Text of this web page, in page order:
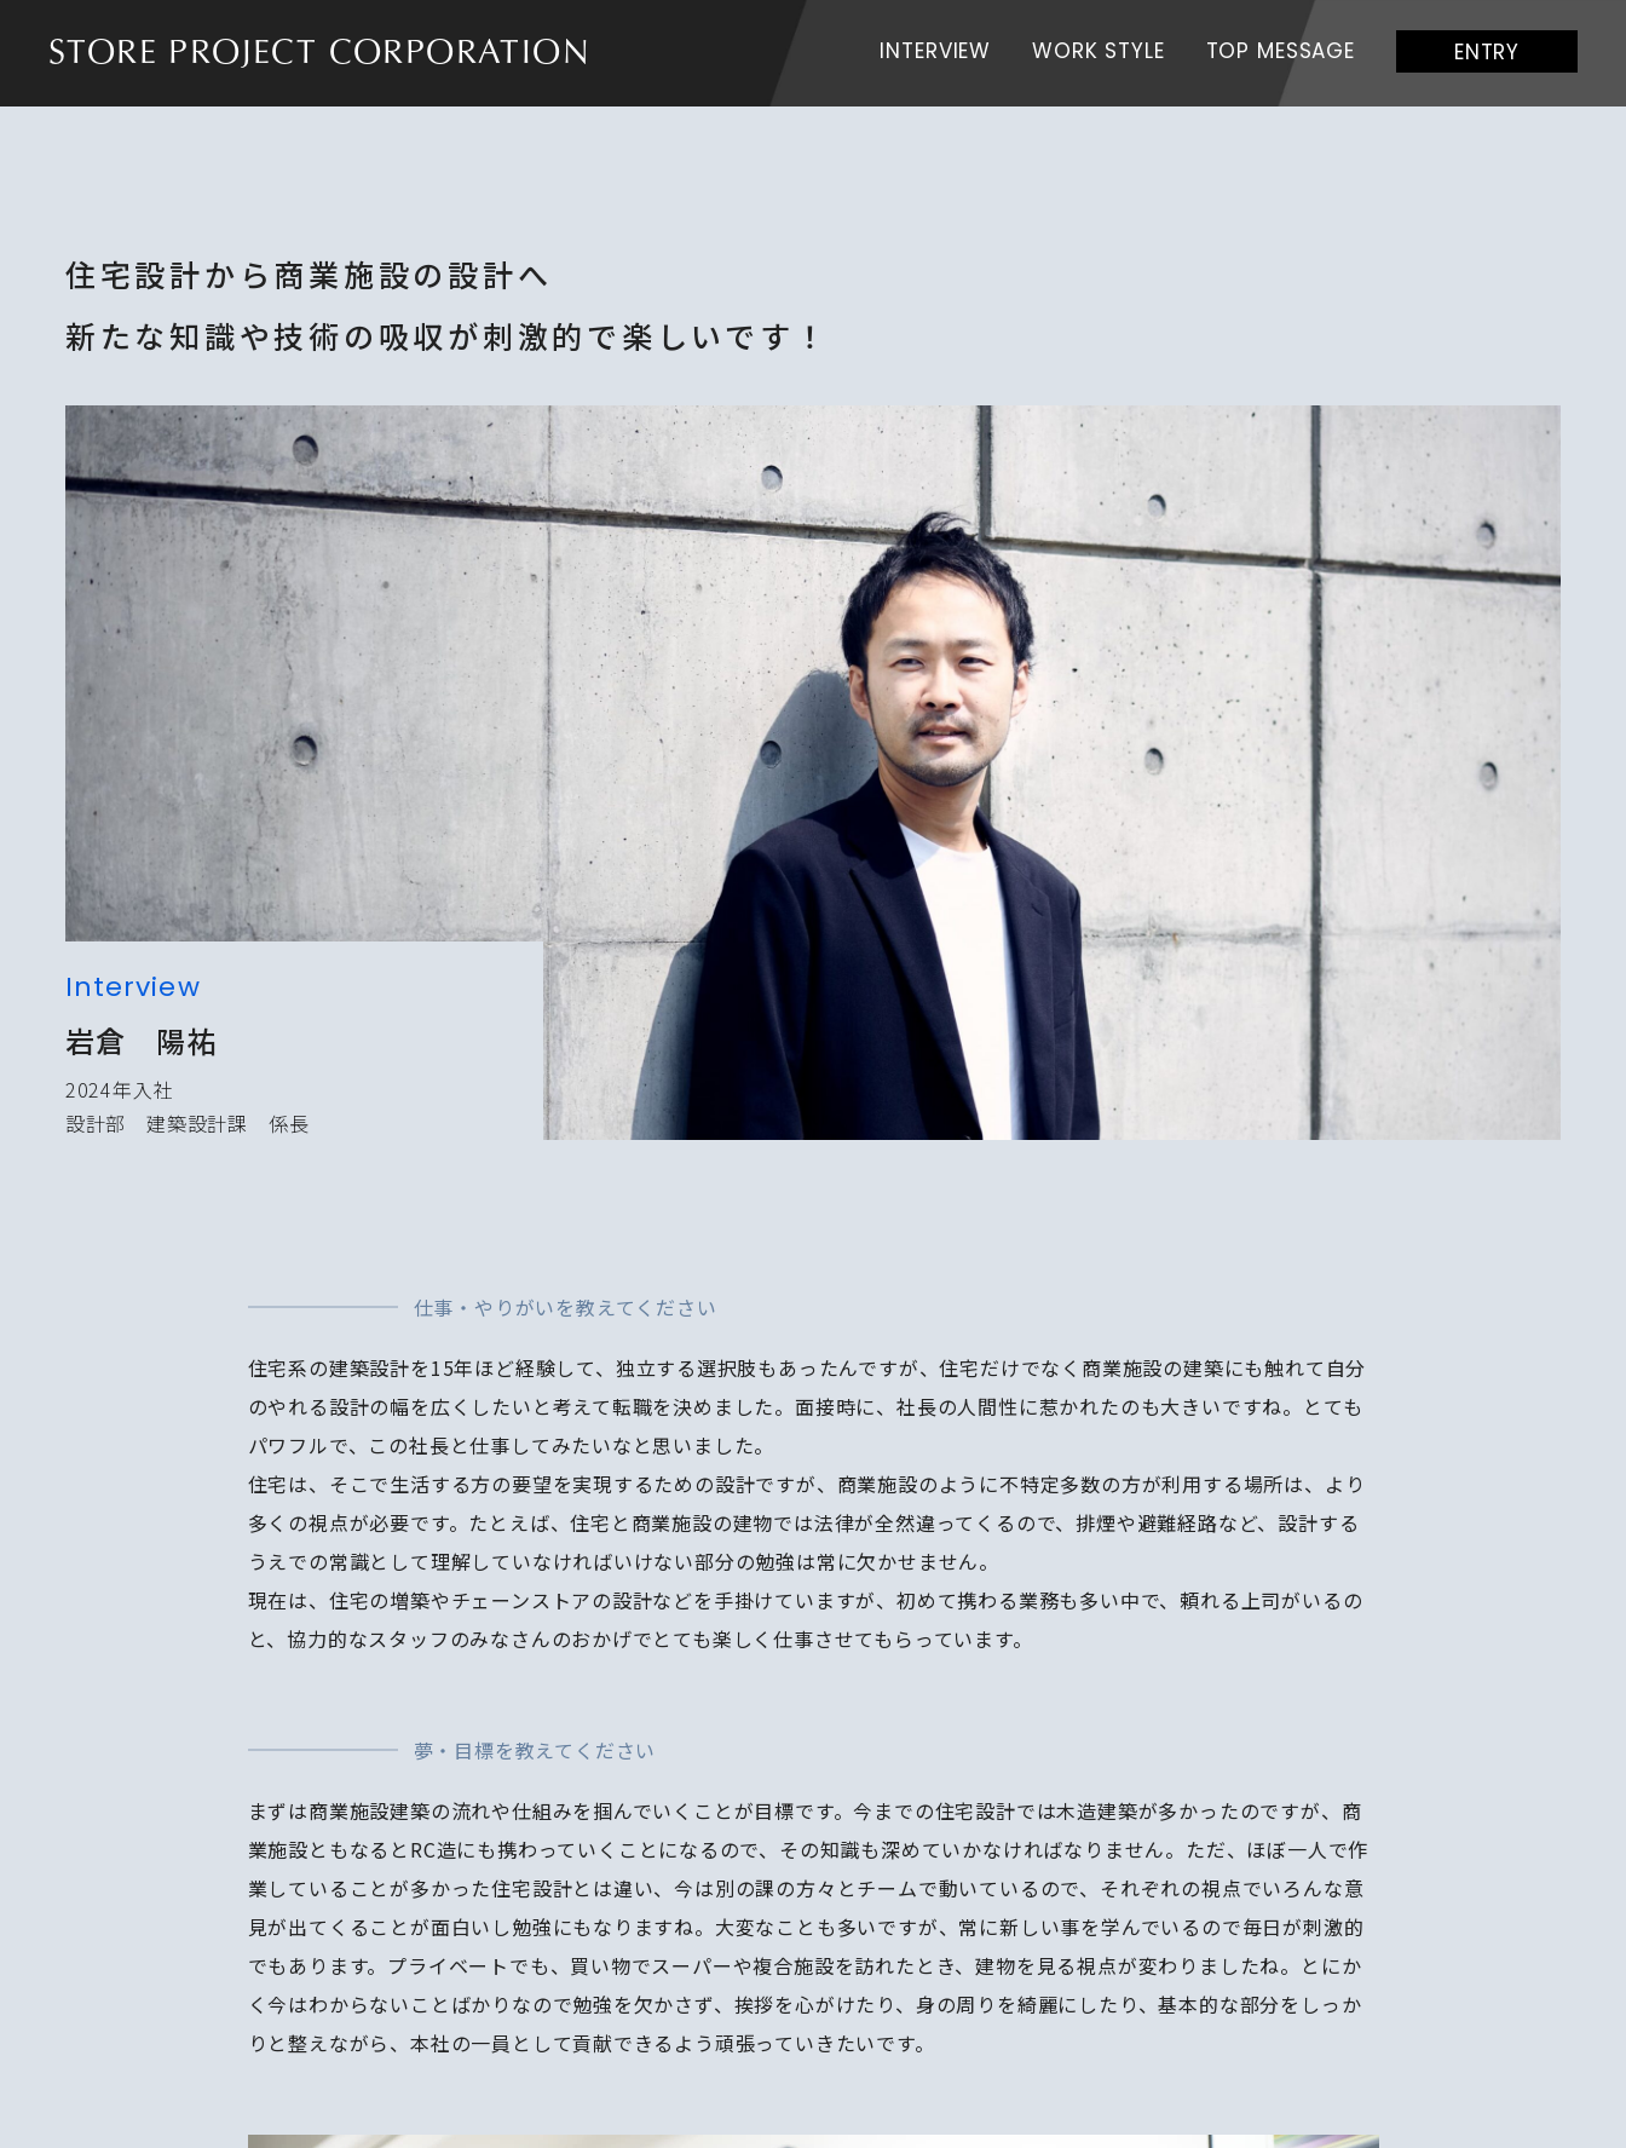
STORE PROJECT CORPORATION INTERVIEW WORK STYLE TOP MESSAGE ENTRY
住宅設計から商業施設の設計へ
新たな知識や技術の吸収が刺激的で楽しいです！
Interview
岩倉 陽祐
2024年入社
設計部 建築設計課 係長
仕事・やりがいを教えてください
住宅系の建築設計を15年ほど経験して、独立する選択肢もあったんですが、住宅だけでなく商業施設の建築にも触れて自分
のやれる設計の幅を広くしたいと考えて転職を決めました。面接時に、社長の人間性に惹かれたのも大きいですね。とても
パワフルで、この社長と仕事してみたいなと思いました。
住宅は、そこで生活する方の要望を実現するための設計ですが、商業施設のように不特定多数の方が利用する場所は、より
多くの視点が必要です。たとえば、住宅と商業施設の建物では法律が全然違ってくるので、排煙や避難経路など、設計する
うえでの常識として理解していなければいけない部分の勉強は常に欠かせません。
現在は、住宅の増築やチェーンストアの設計などを手掛けていますが、初めて携わる業務も多い中で、頼れる上司がいるの
と、協力的なスタッフのみなさんのおかげでとても楽しく仕事させてもらっています。
夢・目標を教えてください
まずは商業施設建築の流れや仕組みを掴んでいくことが目標です。今までの住宅設計では木造建築が多かったのですが、商
業施設ともなるとRC造にも携わっていくことになるので、その知識も深めていかなければなりません。ただ、ほぼ一人で作
業していることが多かった住宅設計とは違い、今は別の課の方々とチームで動いているので、それぞれの視点でいろんな意
見が出てくることが面白いし勉強にもなりますね。大変なことも多いですが、常に新しい事を学んでいるので毎日が刺激的
でもあります。プライベートでも、買い物でスーパーや複合施設を訪れたとき、建物を見る視点が変わりましたね。とにか
く今はわからないことばかりなので勉強を欠かさず、挨拶を心がけたり、身の周りを綺麗にしたり、基本的な部分をしっか
りと整えながら、本社の一員として貢献できるよう頑張っていきたいです。